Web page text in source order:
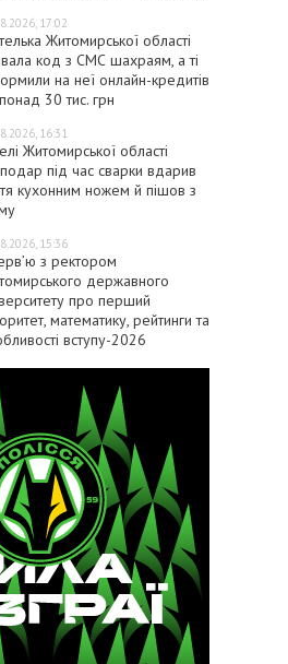
17:02
Житомирської області
код з СМС шахраям, а ті
на неї онлайн-кредитів
30 тис. грн
16:31
Житомирської області
під час сварки вдарив
кухонним ножем й пішов з
15:36
з ректором
державного
про перший
математику, рейтинги та
вступу-2026